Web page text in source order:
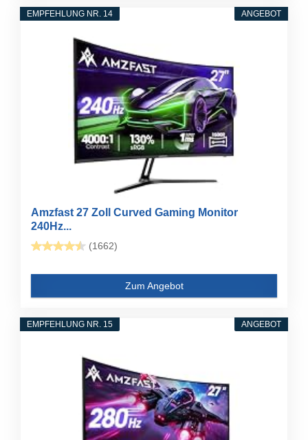
ANGEBOT
EMPFEHLUNG NR. 14
Amzfast 27 Zoll Curved Gaming Monitor
240Hz...
(1662)
Zum Angebot
ANGEBOT
EMPFEHLUNG NR. 15